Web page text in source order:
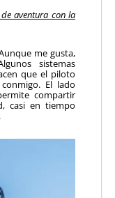
aventura con la
me gusta,
sistemas
que el piloto
El lado
compartir
casi en tiempo